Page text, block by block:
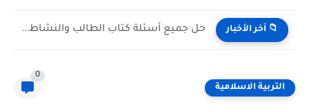
📁 آخر الأخبار حل جميع أسئلة كتاب الطالب والنشاط في الاحياء للصف العاشر...
التربية الاسلامية
0